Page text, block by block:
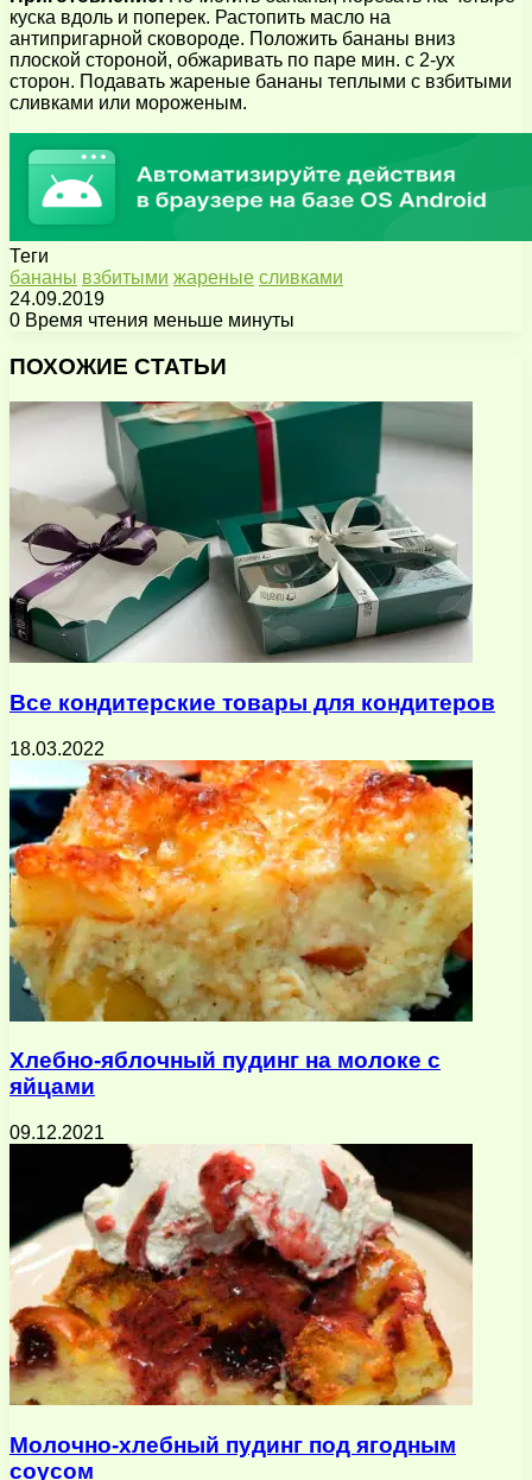
куска вдоль и поперек. Растопить масло на
антипригарной сковороде. Положить бананы вниз
плоской стороной, обжаривать по паре мин. с 2-ух
сторон. Подавать жареные бананы теплыми с взбитыми
сливками или мороженым.
Теги
бананы взбитыми жареные сливками
24.09.2019
0 Время чтения меньше минуты
через
почту
ПОХОЖИЕ СТАТЬИ
Все кондитерские товары для кондитеров
18.03.2022
Хлебно-яблочный пудинг на молоке с
яйцами
09.12.2021
Молочно-хлебный пудинг под ягодным
соусом